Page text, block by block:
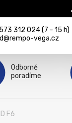
312 024 (7 - 15 h)
vega.cz
Odborně
poradíme
F6